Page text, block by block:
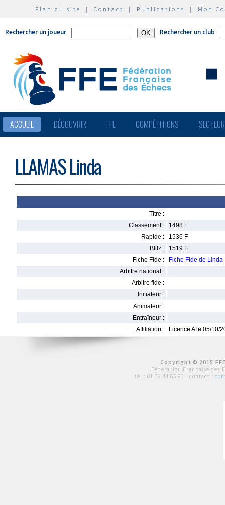
Plan du site | Contact | Publications | Mon
Rechercher un joueur Rechercher un club
ACCUEIL DÉCOUVRIR FFE COMPÉTITIONS
LLAMAS Linda
Titre :
Classement :
1498 F
Rapide :
1536 F
Blitz :
1519 E
Fiche Fide :
Fiche Fide de Linda
Arbitre national :
Arbitre fide :
Initiateur :
Animateur :
Entraîneur :
Affiliation :
Licence A le 05/10/
Copyright © 2015
Fédération Française des
tél : 01 39 44 65 80 | contact :